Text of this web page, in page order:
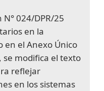
024/DPR/25
en la
en el Anexo Único
modifica el texto
reflejar
en los sistemas